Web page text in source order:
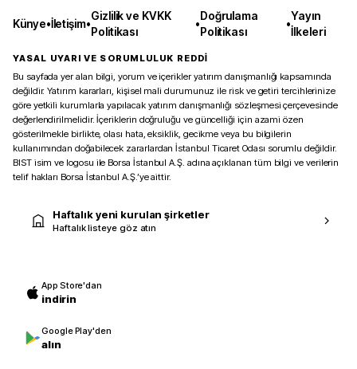
Künye•İletişim•
Gizlilik ve KVKK
Politikası
•
Doğrulama
Politikası
•
Yayın
İlkeleri
YASAL UYARI VE SORUMLULUK REDDİ
Bu sayfada yer alan bilgi, yorum ve içerikler yatırım danışmanlığı kapsamında
değildir. Yatırım kararları, kişisel mali durumunuz ile risk ve getiri tercihlerinize
göre yetkili kurumlarla yapılacak yatırım danışmanlığı sözleşmesi çerçevesinde
değerlendirilmelidir. İçeriklerin doğruluğu ve güncelliği için azami özen
gösterilmekle birlikte, olası hata, eksiklik, gecikme veya bu bilgilerin
kullanımından doğabilecek zararlardan İstanbul Ticaret Odası sorumlu değildir.
BIST isim ve logosu ile Borsa İstanbul A.Ş. adına açıklanan tüm bilgi ve verilerin
telif hakları Borsa İstanbul A.Ş.’ye aittir.
Haftalık yeni kurulan şirketler
Haftalık listeye göz atın
App Store'dan
indirin
Google Play'den
alın